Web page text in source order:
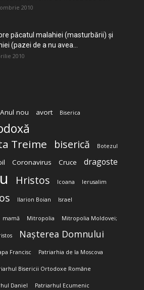
2010
păcatul malahiei (masturbării) şi
(pazei de a nu avea...
2010
Anul nou avort Biserica
Treime biserică Botezul
Coronavirus Cruce dragoste
Hristos Icoana Ierusalim
Ilarion Boian Israel
mamă Mitropolia Mitropolia Moldovei;
Nașterea Domnului
Francisc Patriarhia de la Moscova
Bisericii Ortodoxe Române
Daniel Patriarhul Ecumenic